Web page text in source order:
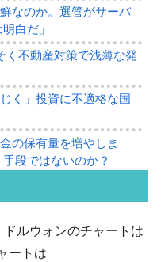
なのか。選管がサーバ
白だ」
く不動産対策で浅薄な発
く」投資に不適格な国
の保有量を増やしま
段ではないのか？
強く左右される状態
在明。李在明を支持しな
ルウォンのチャートは
ートは